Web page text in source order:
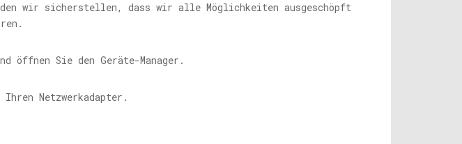
wir sicherstellen, dass wir alle Möglichkeiten ausgeschöpft
öffnen Sie den Geräte-Manager.
Netzwerkadapter.